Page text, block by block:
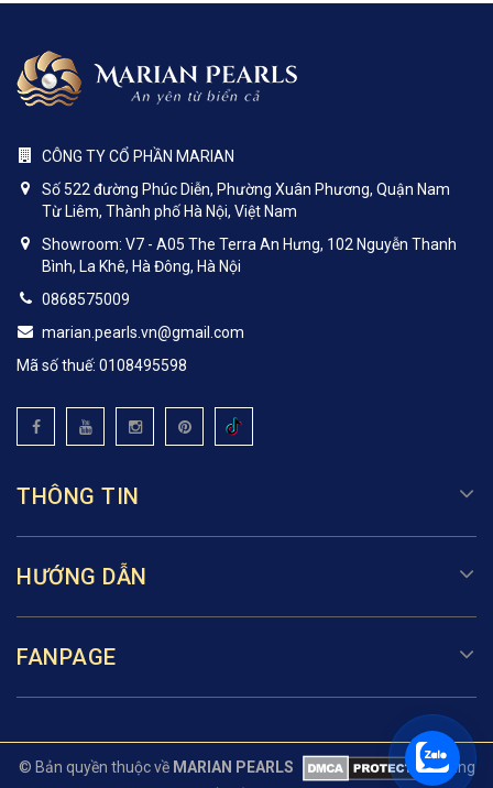
CÔNG TY CỔ PHẦN MARIAN
Số 522 đường Phúc Diễn, Phường Xuân Phương, Quận Nam
Từ Liêm, Thành phố Hà Nội, Việt Nam
Showroom: V7 - A05 The Terra An Hưng, 102 Nguyễn Thanh
Bình, La Khê, Hà Đông, Hà Nội
0868575009
marian.pearls.vn@gmail.com
Mã số thuế: 0108495598
THÔNG TIN
HƯỚNG DẪN
FANPAGE
© Bản quyền thuộc về MARIAN PEARLS
Cung